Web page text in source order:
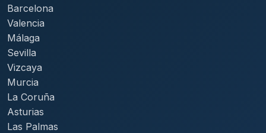
Barcelona
Valencia
Málaga
Sevilla
Vizcaya
Murcia
La Coruña
Asturias
Las Palmas